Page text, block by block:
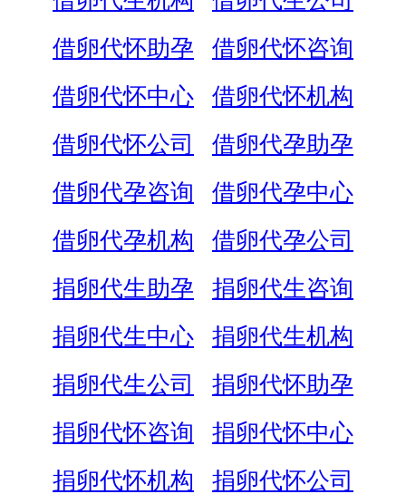
借卵代怀助孕
借卵代怀咨询
借卵代怀中心
借卵代怀机构
借卵代怀公司
借卵代孕助孕
借卵代孕咨询
借卵代孕中心
借卵代孕机构
借卵代孕公司
捐卵代生助孕
捐卵代生咨询
捐卵代生中心
捐卵代生机构
捐卵代生公司
捐卵代怀助孕
捐卵代怀咨询
捐卵代怀中心
捐卵代怀机构
捐卵代怀公司